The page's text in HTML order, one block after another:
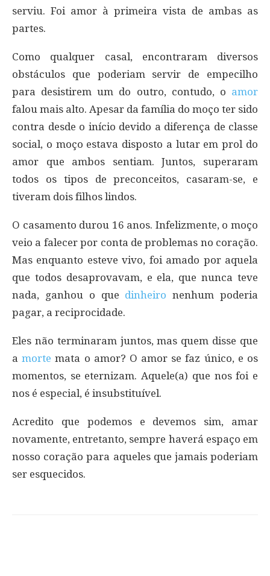
serviu. Foi amor à primeira vista de ambas as
partes.
Como qualquer casal, encontraram diversos
obstáculos que poderiam servir de empecilho
para desistirem um do outro, contudo, o amor
falou mais alto. Apesar da família do moço ter sido
contra desde o início devido a diferença de classe
social, o moço estava disposto a lutar em prol do
amor que ambos sentiam. Juntos, superaram
todos os tipos de preconceitos, casaram-se, e
tiveram dois filhos lindos.
O casamento durou 16 anos. Infelizmente, o moço
veio a falecer por conta de problemas no coração.
Mas enquanto esteve vivo, foi amado por aquela
que todos desaprovavam, e ela, que nunca teve
nada, ganhou o que dinheiro nenhum poderia
pagar, a reciprocidade.
Eles não terminaram juntos, mas quem disse que
amorte mata o amor? O amor se faz único, e os
momentos, se eternizam. Aquele(a) que nos foi e
nos é especial, é insubstituível.
Acredito que podemos e devemos sim, amar
novamente, entretanto, sempre haverá espaço em
nosso coração para aqueles que jamais poderiam
ser esquecidos.